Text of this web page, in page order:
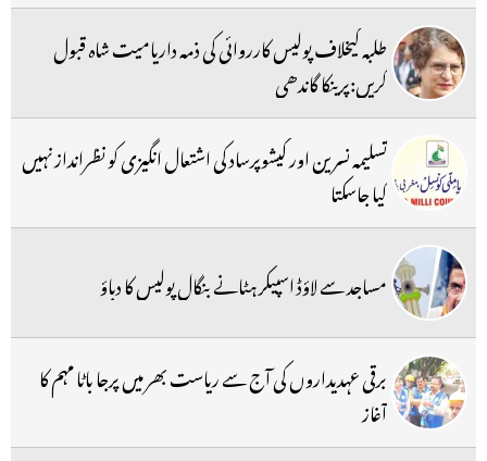
طلبہ کیخلاف پولیس کارروائی کی ذمہ داریامیت شاہ قبول
کریں:پرینکا گاندھی
تسلیمہ نسرین اور کیشوپرساد کی اشتعال انگیزی کو نظرانداز نہیں
کیا جاسکتا
مساجد سے لاؤڈ اسپیکر ہٹانے بنگال پولیس کا دباؤ
برقی عہدیداروں کی آج سے ریاست بھر میں پرجا باٹا مہم کا
آغاز